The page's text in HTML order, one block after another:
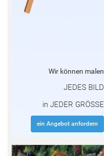
Wir können malen
JEDES BILD
in JEDER GRÖSSE
ein Angebot anfordern